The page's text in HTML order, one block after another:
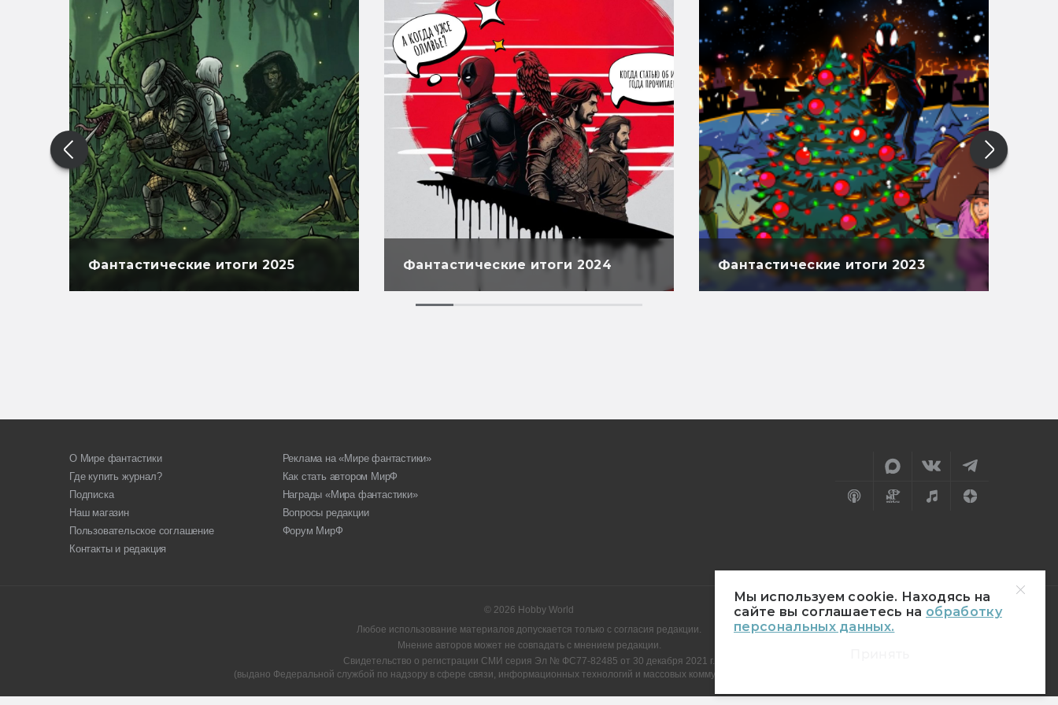
Мы используем cookie. Находясь на
сайте вы соглашаетесь на обработку
персональных данных.
Фантастические итоги 2025 Фантастические итоги 2024 Фантастические итоги 2023
О Мире фантастики
Где купить журнал?
Подписка
Наш магазин
Пользовательское соглашение
Контакты и редакция
Реклама на «Мире фантастики»
Как стать автором МирФ
Награды «Мира фантастики»
Вопросы редакции
Форум МирФ
© 2026 Hobby World
Любое использование материалов допускается только с согласия редакции.
Мнение авторов может не совпадать с мнением редакции.
Свидетельство о регистрации СМИ серия Эл № ФС77-82485 от 30 декабря 2021 г.
(выдано Федеральной службой по надзору в сфере связи, информационных технологий и массовых коммуникаций (Роскомнадзор)